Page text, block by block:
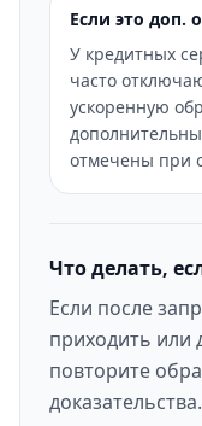
Если это доп.
У кредитных
часто
ускоренную
отмечены при
Что делать,
Если после
приходить или
повторите